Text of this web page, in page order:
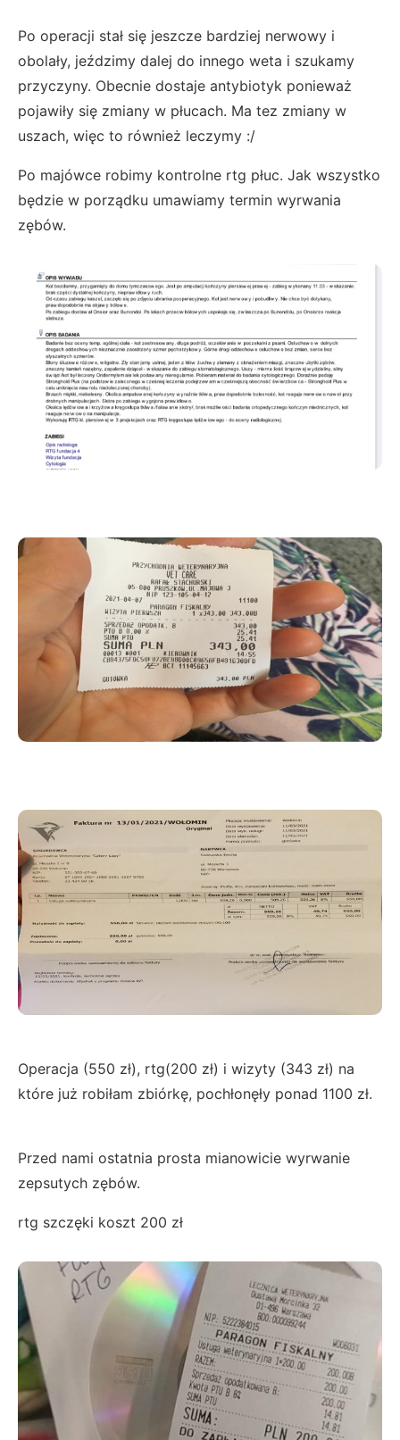
Po operacji stał się jeszcze bardziej nerwowy i
obolały, jeździmy dalej do innego weta i szukamy
przyczyny. Obecnie dostaje antybiotyk ponieważ
pojawiły się zmiany w płucach. Ma tez zmiany w
uszach, więc to również leczymy :/
Po majówce robimy kontrolne rtg płuc. Jak wszystko
będzie w porządku umawiamy termin wyrwania
zębów.
Operacja (550 zł), rtg(200 zł) i wizyty (343 zł) na
które już robiłam zbiórkę, pochłonęły ponad 1100 zł.
Przed nami ostatnia prosta mianowicie wyrwanie
zepsutych zębów.
rtg szczęki koszt 200 zł